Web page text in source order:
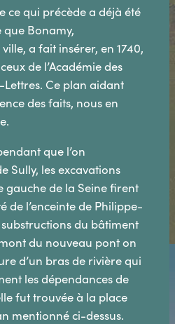
ce qui précède a déjà été
que Bonamy,
a fait insérer, en 1740,
de l’Académie des
Ce plan aidant
des faits, nous en
que l’on
Sully, les excavations
gauche de la Seine firent
de l’enceinte de Philippe-
du bâtiment
du nouveau pont on
d’un bras de rivière qui
les dépendances de
fut trouvée à la place
mentionné ci-dessus.